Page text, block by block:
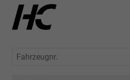
Fahrzeugnr.